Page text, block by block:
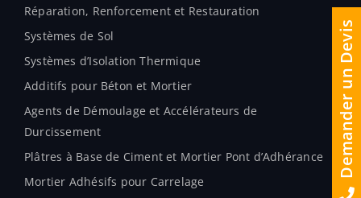
Réparation, Renforcement et Restauration
Systèmes de Sol
Systèmes d’Isolation Thermique
Additifs pour Béton et Mortier
Agents de Démoulage et Accélérateurs de
Durcissement
Plâtres à Base de Ciment et Mortier Pont d’Adhérance
Mortier Adhésifs pour Carrelage
Demander un Devis